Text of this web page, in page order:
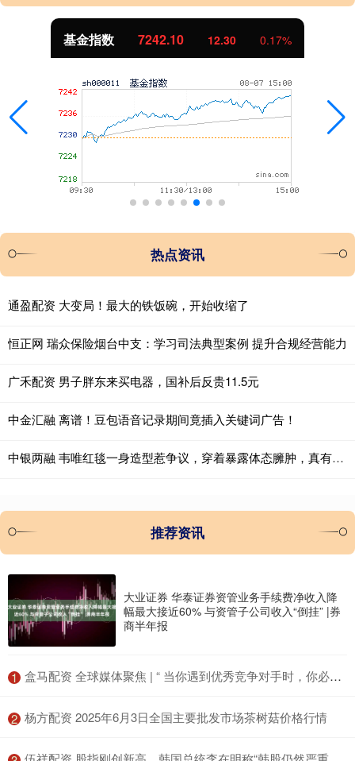
基金指数 7242.10 12.30 0.17%
热点资讯
通盈配资 大变局！最大的铁饭碗，开始收缩了
恒正网 瑞众保险烟台中支：学习司法典型案例 提升合规经营能力
广禾配资 男子胖东来买电器，国补后反贵11.5元
中金汇融 离谱！豆包语音记录期间竟插入关键词广告！
中银两融 韦唯红毯一身造型惹争议，穿着暴露体态臃肿，真有那么不堪吗？
推荐资讯
大业证券 华泰证券资管业务手续费净收入降
幅最大接近60% 与资管子公司收入“倒挂” |券
商半年报
1 ​盒马配资 全球媒体聚焦 | “ 当你遇到优秀竞争对手时，你必须做得更好”
2 ​杨方配资 2025年6月3日全国主要批发市场茶树菇价格行情